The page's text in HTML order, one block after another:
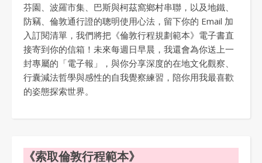
芬園、波羅市集、巴斯與柯茲窩鄉村串聯，以及地鐵、
防竊、倫敦通行證的聰明使用心法，留下你的 Email 加
入訂閱清單，我們將把《倫敦行程規劃範本》電子書直
接寄到你的信箱！未來每週日早晨，我還會為你送上一
封專屬的「電子報」，與你分享深度的在地文化觀察、
行囊減法哲學與感性的自我覺察練習，陪你用我最喜歡
的姿態探索世界。
《索取倫敦行程範本》